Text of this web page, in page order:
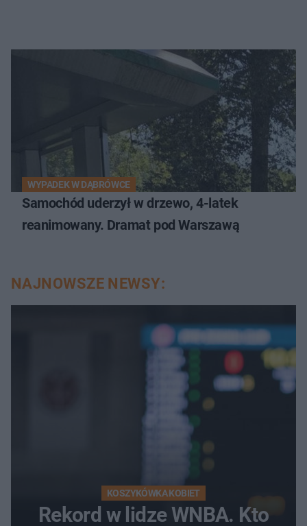
WYPADEK W DĄBRÓWCE
Samochód uderzył w drzewo, 4-latek
reanimowany. Dramat pod Warszawą
NAJNOWSZE NEWSY:
KOSZYKÓWKA KOBIET
Rekord w lidze WNBA. Kto